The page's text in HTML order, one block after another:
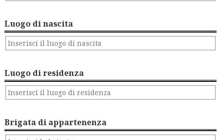
Luogo di nascita
Luogo di residenza
Brigata di appartenenza